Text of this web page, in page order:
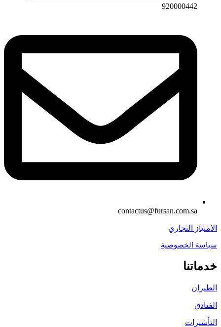
920000442
contactus@fursan.com.sa
الامتياز التجاري
سياسة الخصوصية
خدماتنا
الطيران
الفنادق
التأشيرات